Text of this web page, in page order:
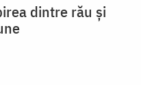
dintre rău și